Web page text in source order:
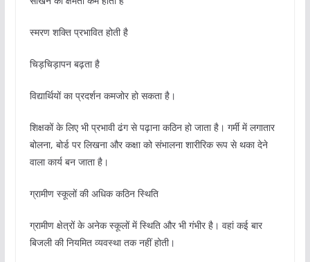
स्मरण शक्ति प्रभावित होती है
चिड़चिड़ापन बढ़ता है
विद्यार्थियों का प्रदर्शन कमजोर हो सकता है।
शिक्षकों के लिए भी प्रभावी ढंग से पढ़ाना कठिन हो जाता है। गर्मी में लगातार
बोलना, बोर्ड पर लिखना और कक्षा को संभालना शारीरिक रूप से थका देने
वाला कार्य बन जाता है।
ग्रामीण स्कूलों की अधिक कठिन स्थिति
ग्रामीण क्षेत्रों के अनेक स्कूलों में स्थिति और भी गंभीर है। वहां कई बार
बिजली की नियमित व्यवस्था तक नहीं होती।